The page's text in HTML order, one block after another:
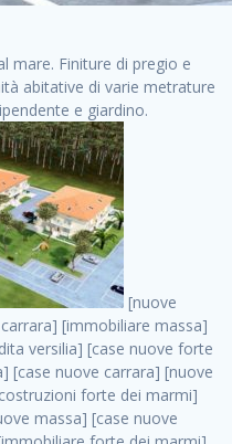
mare. Finiture di pregio e
abitative di varie metrature
e giardino.
[nuove costruzioni versilia] [vendita case carrara] [immobiliare massa] [case nuove toscana] [case in vendita versilia] [case nuove forte dei marmi] [case in vendita carrara] [case nuove carrara] [nuove costruzioni pietrasanta] [nuove costruzioni forte dei marmi] [immobiliare versilia] [case nuove massa] [case nuove pietrasanta] [case nuove liguria] [immobiliare forte dei marmi] [nuove costruzioni liguria] [nuove costruzioni carrara] [nuove costruzioni massa] [immobiliare carrara] case in vendita toscana [immobiliare liguria] [case in vendita massa] [vendita case massa] [vendita case versilia] [nuove costruzioni toscana] [immobiliare pietrasanta] [immobiliare toscana] [case nuove versilia] nuove costruzioni case nuove in vendita case nuove case in costruzione case nuova costruzione appartamenti nuova costruzione case in vendita nuove costruzioni terreno edificabile nuove costruzioni milano marina di carrara carrara massa massa carrara toscana versilia case in vendita a milano case in vendita a roma appartamenti nuovi in vendita vendita case milano case in vendita torino case in vendita milano case di nuova costruzione nuove costruzioni roma case in vendita roma , residenze nuove milano . vendita case roma vendita case torino villette nuova costruzione vendita case privati cerco casa milano vendita case impresa edile vendita case genova vendita immobili vendita case nuove cerco casa ville nuova costruzione annunci case in vendita case in vendita nuova costruzione nuove case in vendita case in vendita da privati villette a schiera cerco casa in vendita case in affitto vendita nuove costruzioni costruire case affitto affitto negozio milano cerco casa roma cerco casa nuova costruzione appartamenti in costruzione, residenze nuove milano . case nuove vendita case in vendita nuove case nuove milano nuove costruzioni morena case in vendita costruzioni case case in vendita tor vergata nuova annunci vendita case case in vendita milano centro, residenze nuove milano . vendita case nuova costruzione case in vendita privati agenzia immobiliare appartamenti di nuova costruzione ville in costruzione case in vendita a opera nuova costruzione nuove costruzioni torino, residenze nuove milano . appartamenti nuovi impresa edile roma trova casa costruzioni nuove appartamenti in affitto cantieri in costruzione, residenze nuove milano . immobiliare nuove costruzioni case in vendita dragona appartamenti in vendita siti vendita case case in vendita roma nord nuovi costruzioni ville nuove in vendita nuove costruzioni in vendita trovocasa cerco casa affitto villette in vendita nuove costruzioni immobiliari nuove costruzioni bologna toscano immobiliare palermo nuovi appartamenti vendita case dragona nuova costruzione case in vendita villaggio prenestino, residenze nuove milano . case in vendita dal costruttore imprese edili torino nuove costruzioni firenze immobiliare case nuove in costruzione toscano immobiliare milano, residenze nuove milano . casanuova case in vendita acilia dragona case in vendita di nuova costruzione case in vendita da costruttore nuove costruzioni eur case e cantieri appartamenti in vendita nuova costruzione case in vendita a dragona roma case in vendita nuove case in costruzione porta portese immobiliare appartamenti cerco casa disperatamente case in vendita torresina cascine in vendita vendita immobili roma, residenze nuove milano . milano nuove costruzioni morena case in vendita costruzioni edili nuove costruzioni catania visure catastali on line gratis nuove costruzioni monza case in costruzione milano, residenze nuove milano . nuove costruzioni boccea vendita immobili milano attico immobiliare roma vendita imprese edili bergamo impresa edile bologna case in vendita a classe appartamento nuovo nuove costruzioni pietralata case costruzione case in vendita roma sud nuove costruzioni residenziali a milano appartamenti nuova costruzione milano case in vendita boccea case in vendita morena nuove costruzioni vendita immobili privati, residenze nuove milano . comprare casa nuova costruzione case in vendita con leasing case in vendita ostia antica case nuova costruzione milano appartamenti nuovi milano case nuove roma nuove costruzioni bari edilizia convenzionata case in vendita a tortona villaggio prenestino case in vendita toscano immobiliare professione casa nuove costruzioni parma impresa costruzioni nuove case nuove costruzioni bergamo vendita immobili torino ville di nuova costruzione solo affitti appartamento nuovo in vendita appartamenti nuova costruzione roma case nuova costruzione roma, residenze nuove milano . nuove costruzioni a milano case in costruzione roma impresa di costruzioni grimaldi immobiliare costruzioni villetta nuova costruzione case in vendita da imprese edili cerco casa a acquisto casa in costruzione nuove costruzioni mare costruzioni immobiliari cantieri nuove costruzioni acquisto casa nuova costruzione nuove costruzioni padova comprare casa in costruzione impresa edile napoli nuove costruzioni pescara casa risorse immobiliari, residenze nuove milano . immobili in costruzione villette nuove villette nuove in vendita gabetti imprese edili verona nuove costruzioni milano sud nuovi immobili nuove costruzioni legnano, residenze nuove milano . cantieri nuove costruzioni milano villa nuova case vendita nuove costruzioni appartamenti in vendita nuovi immobili nuovi costruttori case imprese edili brescia nuovi appartamenti milano case in vendita selva nera casa nuova retecasa case nuova costruzione in vendita monolocale imprese edili firenze imprese edili padova frimm vendita case dragona nuove costruzioni vendita imprese edili parma imprese di costruzioni milano immobiliare toscano frimm immobiliare roma case case dal costruttore acquisto terreno agricolo imprese edili italiane roma vende casa case nuove a milano nuove costruzioni a roma imprese costruzioni roma cerco casa nuova immobili di nuova costruzione case in vendita castelverde roma impresa edile palermo rent to buy roma nuove costruzioni, residenze nuove milano . tempocasa case in vendita a riscatto nuove costruzioni varese nuove costruzioni bolzano vendita case in costruzione nuove costruzioni lecce cantiere milano costruire villa imprese edili treviso impresa edile catania case in vendita roma tiburtina vendita appartamenti nuova costruzione vendita immobili commerciali case nuove in vendita milano nuove costruzioni seregno cerca casa vendita cerco casa milano vendita nuove costruzioni milano ovest vendita case nuove milano imprese edili modena nuove costruzioni milano centro case in vendita aranova nuove abitazioni, residenze nuove milano ., residenze nuove milano . nuove costruzioni brescia nuove costruzioni como appartamenti nuovi in vendita a milano case in vendita bologna nuove costruzioni appartamenti in vendita milano nuova costruzione imprese edili como morena nuove costruzioni nuove costruzioni case vendita appartamenti nuovi nuove costruzioni salerno eurekasa villette in costruzione bilocali nuovi case nuove in vendita a roma case in vendita con permuta nuove costruzioni trento impresa edile varese imprese costruzioni milano imprese edili venezia case in vendita prenestina imprese edili spa nuove costruzioni gallarate roma nuove costruzioni case in nuova costruzione nuovi case nuove in vendita a milano nuove costruzioni loano nuovi cantieri milano imprese edili novara case in vendita roma est imprese di costruzioni roma appartamenti in costruzione milano nuovi cantieri cerco casa vendita milano nuove costruzioni brugherio vendita case da imprese edili imprese edili udine nuove costruzioni direttamente dal costruttore imprese edili vicenza case in vendita a loano nuova costruzione nuove villette prezzi case nuove case in vendita in costruzione compravendita terreno agricolo cantiere, residenze nuove milano . case in vendita milano navigli costruzione nuova casa costruzioni nuove milano nuove costruzioni roma rent to buy nuove costruzioni taranto palazzo in costruzione vendita appartamenti nuova costruzione milano centro costruzioni milano case in vendita milano nuove costruzioni case in vendita milano sud impresa edile como case nuove a roma boccea case in vendita imprese edili trento nuove costruzioni buccinasco case in costruzione a milano nuove costruzioni ripamonti case in vendita a salerno nuove costruzioni nuove residenze milano case nuove vendita milano nuove costruzioni milano nord nuove costruzioni livorno vendita nuove costruzioni roma nuove costruzioni liguria costruzioni roma cerco casa roma vendita nuove costruzioni classe a impresa edile rimini nuovi annunci case in vendita nuove costruzioni magenta todini costruzioni case grezze in vendita vendita appartamenti nuovi milano case in vendita gallaratese milano nuove costruzioni arezzo, residenze nuove milano . case in vendita castelverde case nuove dal costruttore nuovo appartamento nuove costruzioni desenzano imprese edili lombardia imprese edili veneto appartamenti in costruzione roma case vendita pescara nuove costruzioni case in vendita ad acilia imprese edili verona e provincia nuove costruzioni desio appartamenti classe a milano firenze nuove costruzioni pirelli re immobiliare grandi imprese di costruzioni case in vendita torresina roma case in vendita navigli milano nuove costruzioni roma centro nuovecostruzioni appartamenti nuovi a milano impresa edile ancona nuove residenze dragona case in vendita nuove costruzioni brindisi vendita nuove costruzioni milano case in vendita arredate nuove case milano case nuove milano centro sito impresa edile nuove costruzioni mont